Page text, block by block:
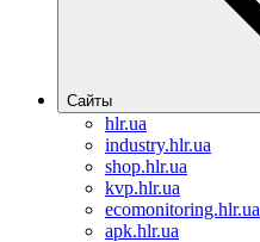
Сайты
hlr.ua
industry.hlr.ua
shop.hlr.ua
kvp.hlr.ua
ecomonitoring.hlr.ua
apk.hlr.ua